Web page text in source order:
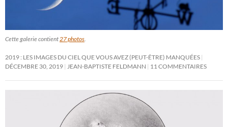
Cette galerie contient27 photos.
2019 : LES IMAGES DU CIEL QUE VOUS AVEZ (PEUT-ÊTRE) MANQUÉES
DÉCEMBRE 30, 2019 JEAN-BAPTISTE FELDMANN 11 COMMENTAIRES